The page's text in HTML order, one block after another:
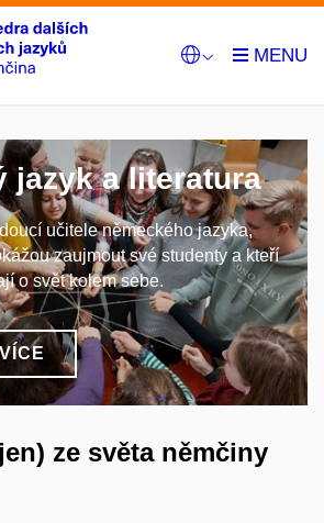
jazyk a literatura
učitele německého jazyka,
zaujmout své studenty a kteří
o svět kolem sebe.
ze světa němčiny